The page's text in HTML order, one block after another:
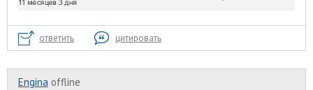
ответить цитировать
Engina offline